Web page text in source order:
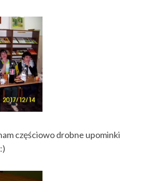
częściowo drobne upominki